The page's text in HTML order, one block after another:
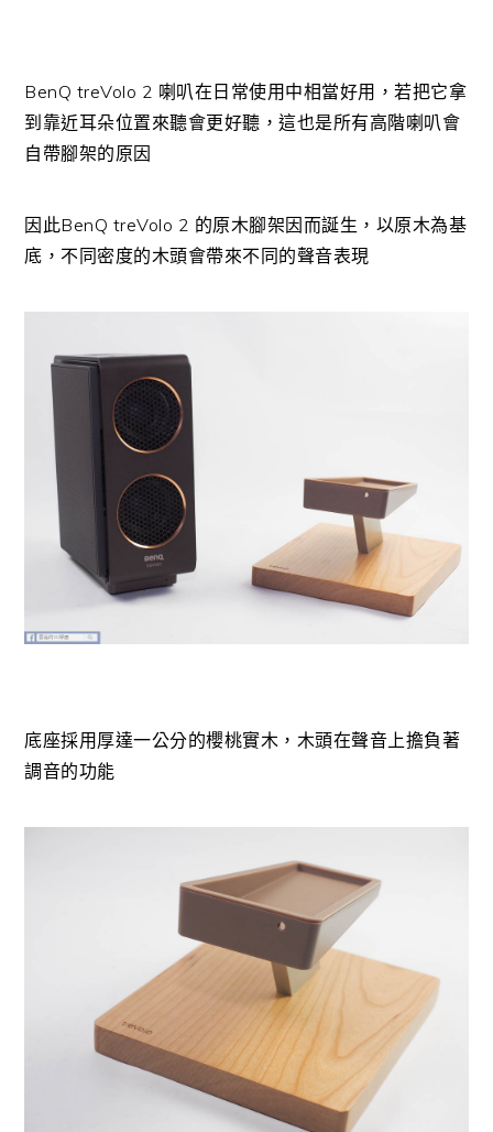
BenQ treVolo 2 喇叭在日常使用中相當好用，若把它拿
到靠近耳朵位置來聽會更好聽，這也是所有高階喇叭會
自帶腳架的原因
因此BenQ treVolo 2 的原木腳架因而誕生，以原木為基
底，不同密度的木頭會帶來不同的聲音表現
底座採用厚達一公分的櫻桃實木，木頭在聲音上擔負著
調音的功能